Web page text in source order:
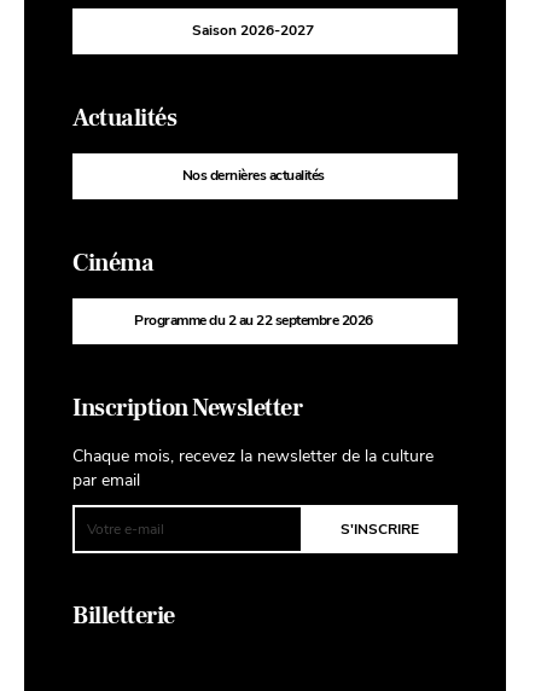
Saison 2026-2027
Actualités
Nos dernières actualités
Cinéma
Programme du 2 au 22 septembre 2026
Inscription Newsletter
Chaque mois, recevez la newsletter de la culture
par email
Billetterie